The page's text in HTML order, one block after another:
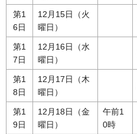
第1
6日
12月15日（火
曜日）
第1
7日
12月16日（水
曜日）
第1
8日
12月17日（木
曜日）
第1
9日
12月18日（金
曜日）
午前1
0時